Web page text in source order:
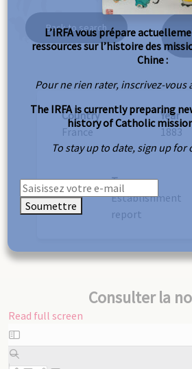
Back to search
Country
France
Year
1883
Type
Establishment
report
Consulter la
Read full screen
Skip
to
PDF
L’IRFA vous prépare
ressources sur l’histoire des
Chine :
Pour ne rien rater, inscrivez-vous
The IRFA is currently preparing
history of Catholic
To stay up to date, sign up
Soumettre